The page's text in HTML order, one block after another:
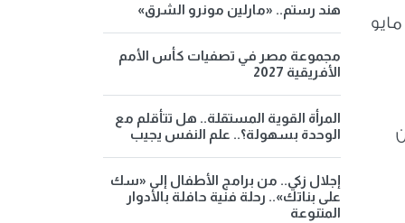
وفي هذا الإطار، تفتح مكاتب البريد على مستوى الجمهورية أبوابها يومي الجمعة والسبت الموافقين 1 و2 مايو
هند رستم.. «مارلين مونرو الشرق»
مجموعة مصر في تصفيات كأس الأمم
الأفريقية 2027
المرأة القوية المستقلة.. هل تتأقلم مع
الوحدة بسهولة؟.. علم النفس يجيب
إجلال زكي.. من برامج الأطفال إلى «سك
على بناتك».. رحلة فنية حافلة بالأدوار
المتنوعة